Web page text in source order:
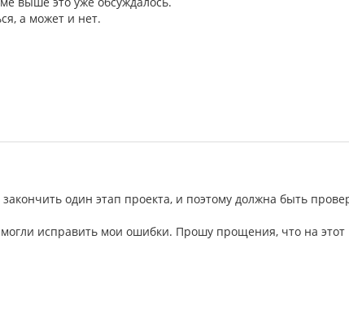
а может и нет.
один этап проекта, и поэтому должна быть
исправить мои ошибки. Прошу прощения, что на этот